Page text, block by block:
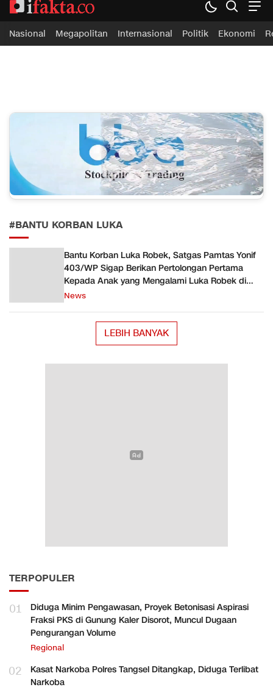
ifakta.co
#pastibenar
Nasional Megapolitan Internasional Politik Ekonomi
#BANTU KORBAN LUKA
Bantu Korban Luka Robek, Satgas Pamtas Yonif
403/WP Sigap Berikan Pertolongan Pertama
Kepada Anak yang Mengalami Luka Robek di
Perbatasan Papua
News
LEBIH BANYAK
TERPOPULER
01
Diduga Minim Pengawasan, Proyek Betonisasi Aspirasi
Fraksi PKS di Gunung Kaler Disorot, Muncul Dugaan
Pengurangan Volume
Regional
02
Kasat Narkoba Polres Tangsel Ditangkap, Diduga Terlibat
Narkoba